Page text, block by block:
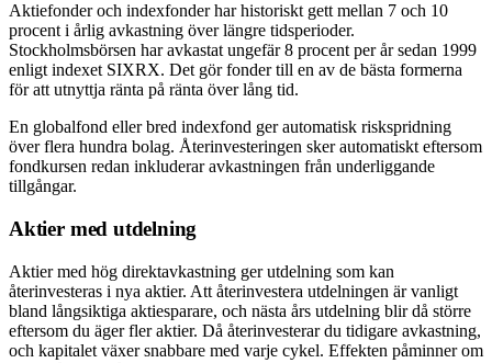
Aktiefonder och indexfonder har historiskt gett mellan 7 och 10
procent i årlig avkastning över längre tidsperioder.
Stockholmsbörsen har avkastat ungefär 8 procent per år sedan 1999
enligt indexet SIXRX. Det gör fonder till en av de bästa formerna
för att utnyttja ränta på ränta över lång tid.
En globalfond eller bred indexfond ger automatisk riskspridning
över flera hundra bolag. Återinvesteringen sker automatiskt eftersom
fondkursen redan inkluderar avkastningen från underliggande
tillgångar.
Aktier med utdelning
Aktier med hög direktavkastning ger utdelning som kan
återinvesteras i nya aktier. Att återinvestera utdelningen är vanligt
bland långsiktiga aktiesparare, och nästa års utdelning blir då större
eftersom du äger fler aktier. Då återinvesterar du tidigare avkastning,
och kapitalet växer snabbare med varje cykel. Effekten påminner om